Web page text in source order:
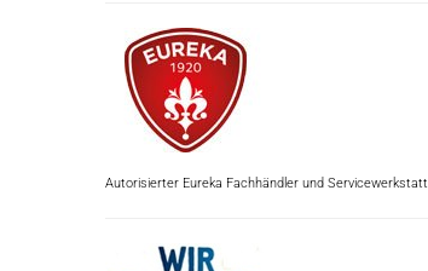
Autorisierter Eureka Fachhändler und Servicewerkstatt